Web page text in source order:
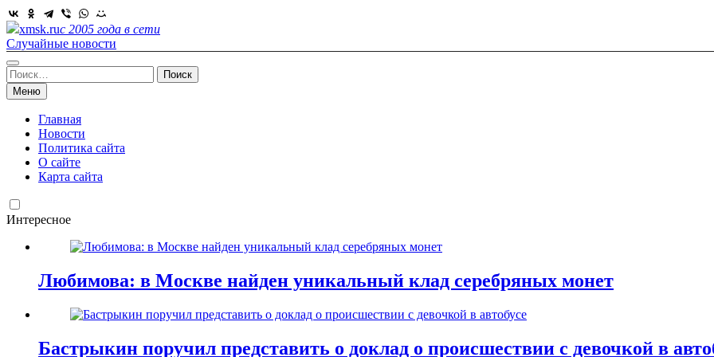
Skip
to
content
xmsk.ruс 2005 года в сети
Случайные новости
Найти:
Меню
Главная
Новости
Политика сайта
О сайте
Карта сайта
Интересное
Любимова: в Москве найден уникальный клад серебряных монет
Бастрыкин поручил представить о доклад о происшествии с девочкой в